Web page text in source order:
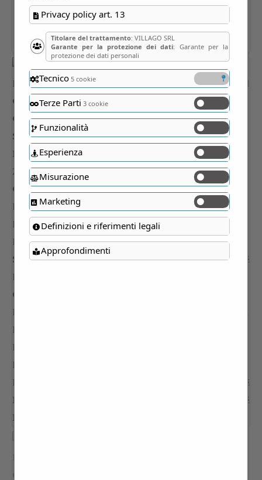
Privacy policy art. 13
Titolare del trattamento: VILLAGO SRL
Garante per la protezione dei dati: Garante per la
protezione dei dati personali
Tecnico5 cookie
Terze Parti 3 cookie
Funzionalità
Esperienza
Misurazione
Marketing
Definizioni e riferimenti legali
Approfondimenti